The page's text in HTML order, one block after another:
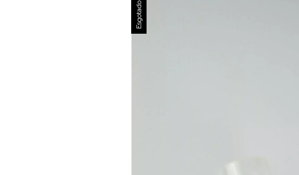
Esgotado